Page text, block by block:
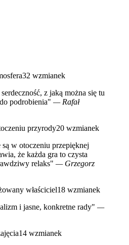
32 wzmianek
z jaką można się tu
podrobienia" — Rafał
przyrody20 wzmianek
są w otoczeniu przepięknej
że każda gra to czysta
relaks" — Grzegorz
właściciel18 wzmianek
i jasne, konkretne rady" —
14 wzmianek